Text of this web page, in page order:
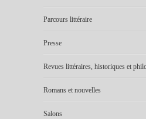
Parcours littéraire
Presse
Revues littéraires, historiques et
Romans et nouvelles
Salons